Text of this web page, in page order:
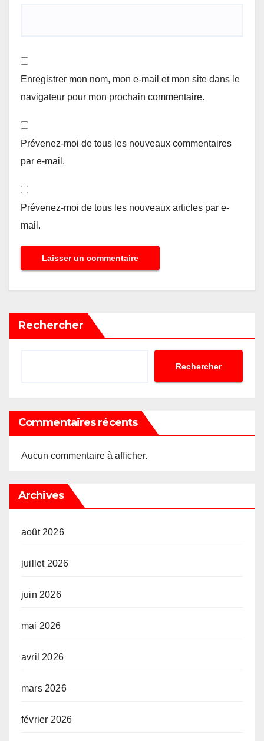
Enregistrer mon nom, mon e-mail et mon site dans le
navigateur pour mon prochain commentaire.
Prévenez-moi de tous les nouveaux commentaires
par e-mail.
Prévenez-moi de tous les nouveaux articles par e-
mail.
Rechercher
Rechercher
Commentaires récents
Aucun commentaire à afficher.
Archives
août 2026
juillet 2026
juin 2026
mai 2026
avril 2026
mars 2026
février 2026